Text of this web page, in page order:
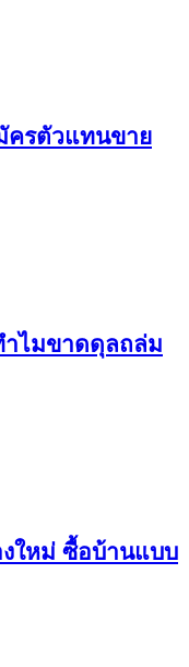
ครตัวแทนขาย
ำไมขาดดุลถล่ม
ใหม่ ซื้อบ้านแบบ